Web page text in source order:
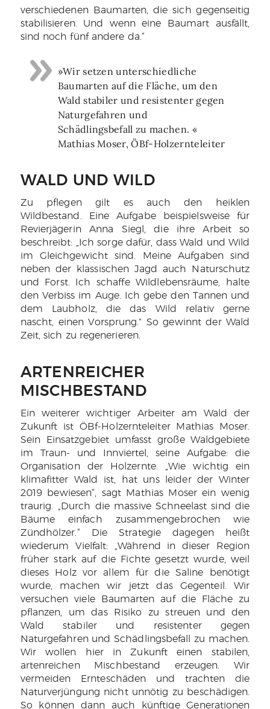
verschiedenen Baumarten, die sich gegenseitig
stabilisieren. Und wenn eine Baumart ausfällt,
sind noch fünf andere da.“
»Wir setzen unterschiedliche
Baumarten auf die Fläche, um den
Wald stabiler und resistenter gegen
Naturgefahren und
Schädlingsbefall zu machen. «
Mathias Moser, ÖBf-Holzernteleiter
WALD UND WILD
Zu pflegen gilt es auch den heiklen
Wildbestand. Eine Aufgabe beispielsweise für
Revierjägerin Anna Siegl, die ihre Arbeit so
beschreibt: „Ich sorge dafür, dass Wald und Wild
im Gleichgewicht sind. Meine Aufgaben sind
neben der klassischen Jagd auch Naturschutz
und Forst. Ich schaffe Wildlebensräume, halte
den Verbiss im Auge. Ich gebe den Tannen und
dem Laubholz, die das Wild relativ gerne
nascht, einen Vorsprung." So gewinnt der Wald
Zeit, sich zu regenerieren.
ARTENREICHER
MISCHBESTAND
Ein weiterer wichtiger Arbeiter am Wald der
Zukunft ist ÖBf-Holzernteleiter Mathias Moser.
Sein Einsatzgebiet umfasst große Waldgebiete
im Traun- und Innviertel, seine Aufgabe: die
Organisation der Holzernte. „Wie wichtig ein
klimafitter Wald ist, hat uns leider der Winter
2019 bewiesen“, sagt Mathias Moser ein wenig
traurig. „Durch die massive Schneelast sind die
Bäume einfach zusammengebrochen wie
Zündhölzer.“ Die Strategie dagegen heißt
wiederum Vielfalt: „Während in dieser Region
früher stark auf die Fichte gesetzt wurde, weil
dieses Holz vor allem für die Saline benötigt
wurde, machen wir jetzt das Gegenteil. Wir
versuchen viele Baumarten auf die Fläche zu
pflanzen, um das Risiko zu streuen und den
Wald stabiler und resistenter gegen
Naturgefahren und Schädlingsbefall zu machen.
Wir wollen hier in Zukunft einen stabilen,
artenreichen Mischbestand erzeugen. Wir
vermeiden Ernteschäden und trachten die
Naturverjüngung nicht unnötig zu beschädigen.
So können dann auch künftige Generationen